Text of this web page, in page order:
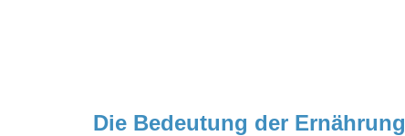
Die Bedeutung der Ernährung